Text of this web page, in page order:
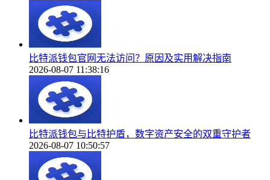
比特派钱包官网无法访问？原因及实用解决指南
2026-08-07 11:38:16
比特派钱包与比特护盾，数字资产安全的双重守护者
2026-08-07 10:50:57